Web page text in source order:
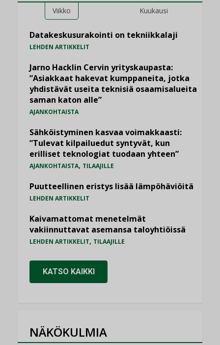
Viikko Kuukausi
Datakeskusurakointi on tekniikkalaji
LEHDEN ARTIKKELIT
Jarno Hacklin Cervin yrityskaupasta:
”Asiakkaat hakevat kumppaneita, jotka
yhdistävät useita teknisiä osaamisalueita
saman katon alle”
AJANKOHTAISTA
Sähköistyminen kasvaa voimakkaasti:
”Tulevat kilpailuedut syntyvät, kun
erilliset teknologiat tuodaan yhteen”
AJANKOHTAISTA, TILAAJILLE
Puutteellinen eristys lisää lämpöhäviöitä
LEHDEN ARTIKKELIT
Kaivamattomat menetelmät
vakiinnuttavat asemansa taloyhtiöissä
LEHDEN ARTIKKELIT, TILAAJILLE
KATSO KAIKKI
NÄKÖKULMIA